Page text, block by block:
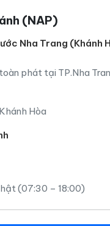
(NAP)
Nha Trang (Khánh
phát tại TP.Nha
Hòa
(07:30 – 18:00)